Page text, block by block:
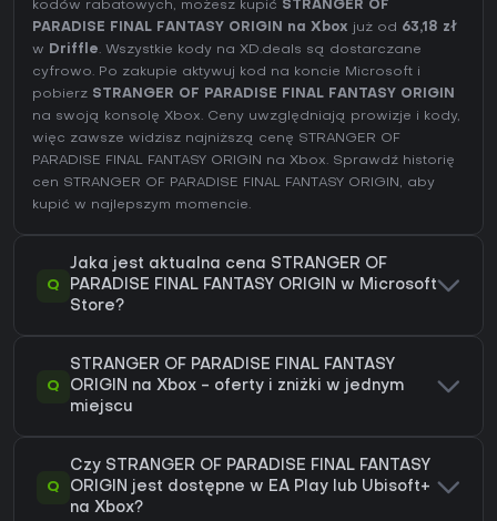
kodów rabatowych, możesz kupić STRANGER OF
PARADISE FINAL FANTASY ORIGIN na Xbox już od 63,18 zł
w Driffle. Wszystkie kody na XD.deals są dostarczane
cyfrowo. Po zakupie aktywuj kod na koncie Microsoft i
pobierz STRANGER OF PARADISE FINAL FANTASY ORIGIN
na swoją konsolę Xbox. Ceny uwzględniają prowizje i kody,
więc zawsze widzisz najniższą cenę STRANGER OF
PARADISE FINAL FANTASY ORIGIN na Xbox. Sprawdź historię
cen STRANGER OF PARADISE FINAL FANTASY ORIGIN , aby
kupić w najlepszym momencie.
Q
Jaka jest aktualna cena STRANGER OF
PARADISE FINAL FANTASY ORIGIN w Microsoft
Store?
Q
STRANGER OF PARADISE FINAL FANTASY
ORIGIN na Xbox - oferty i zniżki w jednym
miejscu
Q
Czy STRANGER OF PARADISE FINAL FANTASY
ORIGIN jest dostępne w EA Play lub Ubisoft+
na Xbox?